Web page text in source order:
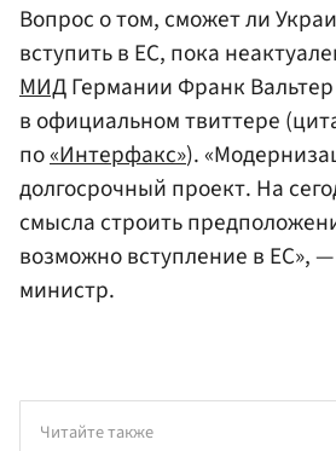
Вопрос о том, сможет ли
вступить в ЕС, пока
МИДГермании Франк
в официальном твиттере
по«Интерфакс»).
долгосрочный проект. На
смысла строить
возможно вступление в ЕС»,
министр.
Читайте также